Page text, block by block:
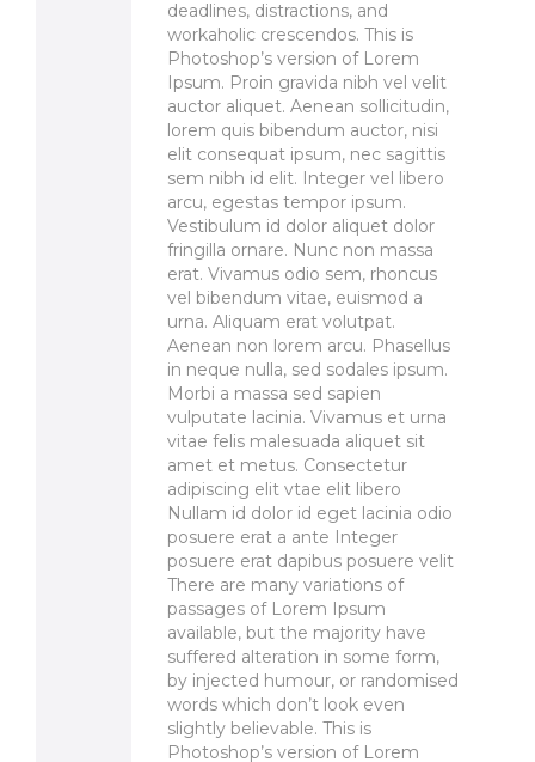
deadlines, distractions, and
workaholic crescendos. This is
Photoshop’s version of Lorem
Ipsum. Proin gravida nibh vel velit
auctor aliquet. Aenean sollicitudin,
lorem quis bibendum auctor, nisi
elit consequat ipsum, nec sagittis
sem nibh id elit. Integer vel libero
arcu, egestas tempor ipsum.
Vestibulum id dolor aliquet dolor
fringilla ornare. Nunc non massa
erat. Vivamus odio sem, rhoncus
vel bibendum vitae, euismod a
urna. Aliquam erat volutpat.
Aenean non lorem arcu. Phasellus
in neque nulla, sed sodales ipsum.
Morbi a massa sed sapien
vulputate lacinia. Vivamus et urna
vitae felis malesuada aliquet sit
amet et metus. Consectetur
adipiscing elit vtae elit libero
Nullam id dolor id eget lacinia odio
posuere erat a ante Integer
posuere erat dapibus posuere velit
There are many variations of
passages of Lorem Ipsum
available, but the majority have
suffered alteration in some form,
by injected humour, or randomised
words which don’t look even
slightly believable. This is
Photoshop’s version of Lorem